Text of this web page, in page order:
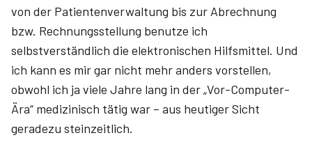
von der Patientenverwaltung bis zur Abrechnung
bzw. Rechnungsstellung benutze ich
selbstverständlich die elektronischen Hilfsmittel. Und
ich kann es mir gar nicht mehr anders vorstellen,
obwohl ich ja viele Jahre lang in der „Vor-Computer-
Ära“ medizinisch tätig war – aus heutiger Sicht
geradezu steinzeitlich.